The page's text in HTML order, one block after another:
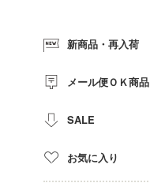
新商品・再入荷
メール便ＯＫ商品
SALE
お気に入り